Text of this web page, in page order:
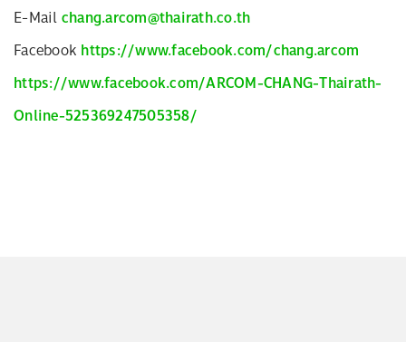
E-Mailchang.arcom@thairath.co.th
Facebook https://www.facebook.com/chang.arcom
https://www.facebook.com/ARCOM-CHANG-Thairath-
Online-525369247505358/